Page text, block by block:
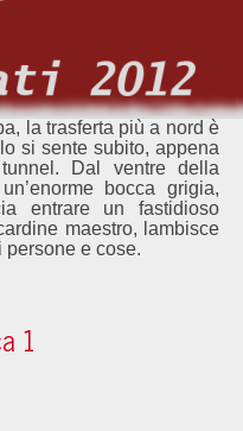
la trasferta più a nord è
si sente subito, appena
Dal ventre della
bocca grigia,
entrare un fastidioso
maestro, lambisce
e cose.
1